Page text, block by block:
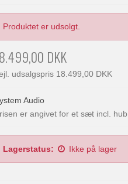
Produktet er udsolgt.
DKK
udsalgspris 18.499,00 DKK
Audio
er angivet for et sæt incl.
Lagerstatus: Ikke på lager